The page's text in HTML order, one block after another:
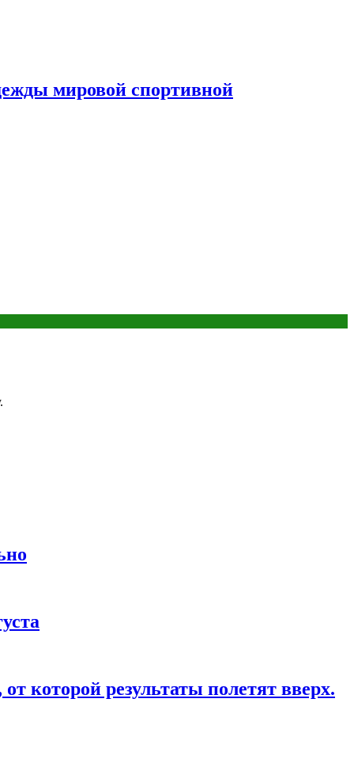
мировой спортивной
которой результаты полетят вверх.